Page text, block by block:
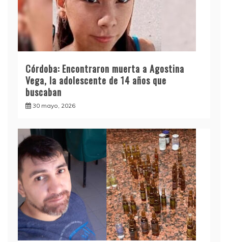
Córdoba: Encontraron muerta a Agostina
Vega, la adolescente de 14 años que
buscaban
30 mayo, 2026